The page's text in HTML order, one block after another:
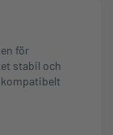
för
stabil och